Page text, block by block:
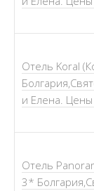
Отель Koral
и Елена.
Отель
3*